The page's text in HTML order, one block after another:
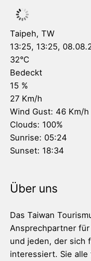
Taipeh, TW
13:25, 13:25,
32°C
Bedeckt
15 %
27 Km/h
Wind Gust: 46 Km/h
Clouds: 100%
Sunrise: 05:24
Sunset: 18:34
Über uns
Das Taiwan
Ansprechpartner
und jeden, der sich
interessiert. Sie